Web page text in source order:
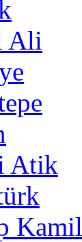
Ali
Atik
Kamil